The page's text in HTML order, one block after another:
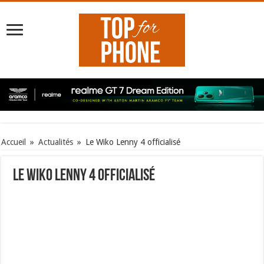
Accueil » Actualités » Le Wiko Lenny 4 officialisé
Le Wiko Lenny 4 officialisé